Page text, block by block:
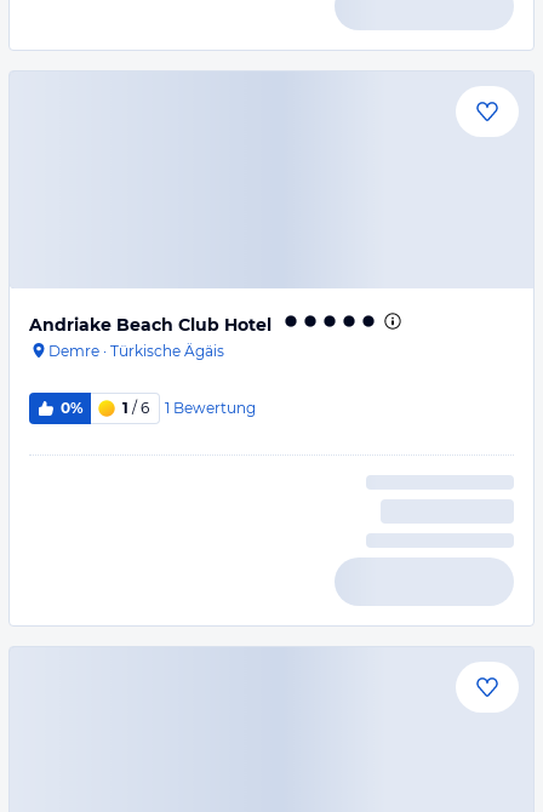
Andriake Beach Club Hotel
Demre · Türkische Ägäis
0% 1 / 6 1 Bewertung